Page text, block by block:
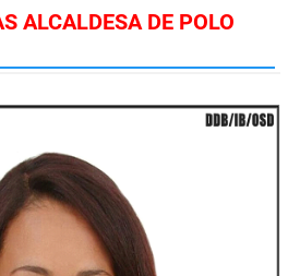
ALCALDESA DE POLO